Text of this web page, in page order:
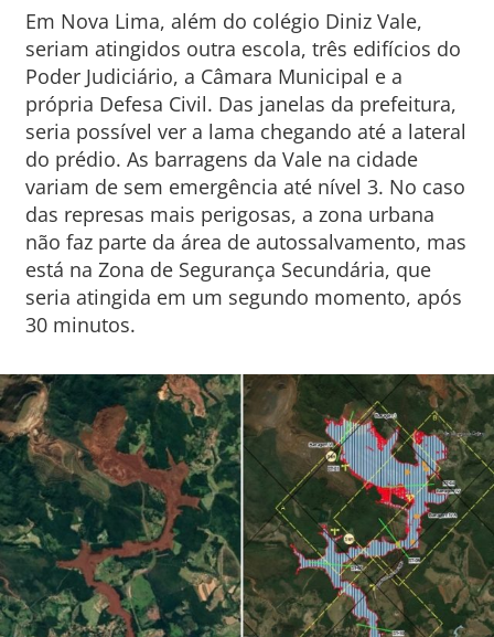
Em Nova Lima, além do colégio Diniz Vale,
seriam atingidos outra escola, três edifícios do
Poder Judiciário, a Câmara Municipal e a
própria Defesa Civil. Das janelas da prefeitura,
seria possível ver a lama chegando até a lateral
do prédio. As barragens da Vale na cidade
variam de sem emergência até nível 3. No caso
das represas mais perigosas, a zona urbana
não faz parte da área de autossalvamento, mas
está na Zona de Segurança Secundária, que
seria atingida em um segundo momento, após
30 minutos.